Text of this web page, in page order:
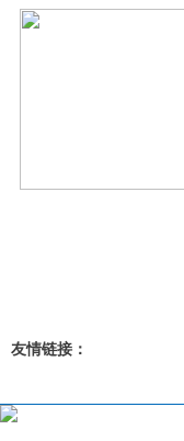
友情链接：